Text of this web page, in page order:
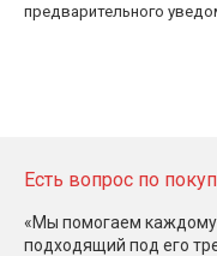
предварительного
Есть вопрос по
«Мы помогаем каждому
подходящий под его